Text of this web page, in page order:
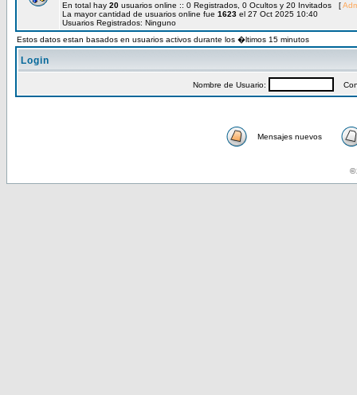
En total hay 20 usuarios online :: 0 Registrados, 0 Ocultos y 20 Invitados [
La mayor cantidad de usuarios online fue 1623 el 27 Oct 2025 10:40
Usuarios Registrados: Ninguno
Estos datos estan basados en usuarios activos durante los �ltimos 15 minutos
Login
Nombre de Usuario:
Mensajes nuevos
©